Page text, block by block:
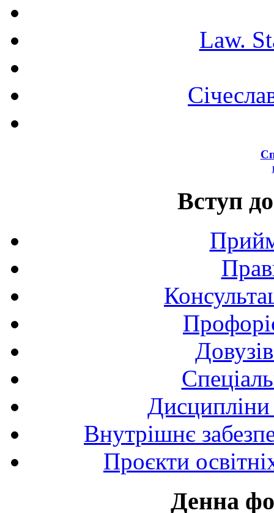
Law.
Вступ
Внутрішнє
Проєкти
Денна